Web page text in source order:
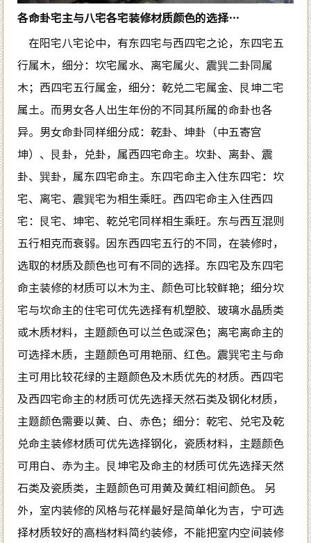
各命卦宅主与八宅各宅装修材质颜色的选择…
在阳宅八宅论中，有东四宅与西四宅之论，东四宅五
行属木，细分：坎宅属水、离宅属火、震巽二卦同属
木；西四宅五行属金，细分：乾兑二宅属金、艮坤二宅
属土。而男女各人出生年份的不同其所属的命卦也各
异。男女命卦同样细分成：乾卦、坤卦（中五寄宫
坤）、艮卦，兑卦，属西四宅命主。坎卦、离卦、震
卦、巽卦，属东四宅命主。东四宅命主入住东四宅：坎
宅、离宅、震巽宅为相生乘旺。西四宅命主入住西四
宅：艮宅、坤宅、乾兑宅同样相生乘旺。东与西互混则
五行相克而衰弱。因东西四宅五行的不同，在装修时，
选取的材质及颜色也可有不同的选择。东四宅及东四宅
命主装修的材质可以木为主、颜色可比较鲜艳；细分坎
宅与坎命主的住宅可优先选择有机塑胶、玻璃水晶质类
或木质材料，主题颜色可以兰色或深色；离宅离命主的
可选择木质，主题颜色可用艳丽、红色。震巽宅主与命
主可用比较花绿的主题颜色及木质优先的材质。西四宅
及西四宅命主的材质可优先选择天然石类及钢化材质，
主题颜色需要以黄、白、赤色；细分：乾宅、兑宅及乾
兑命主装修材质可优先选择钢化，瓷质材料，主题颜色
可用白、赤为主。艮坤宅及命主的材质可优先选择天然
石类及瓷质类，主题颜色可用黄及黄红相间颜色。 另
外，室内装修的风格与花样最好是简单化为吉，宁可选
择材质较好的高档材料简约装修，不能把室内空间装修